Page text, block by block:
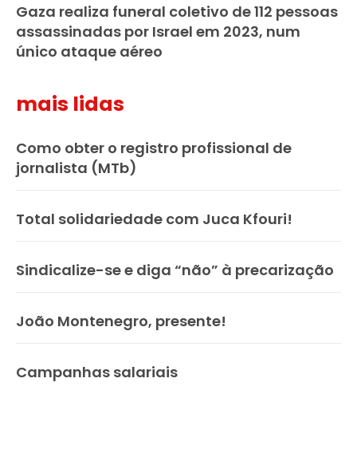
Gaza realiza funeral coletivo de 112 pessoas
assassinadas por Israel em 2023, num
único ataque aéreo
mais lidas
Como obter o registro profissional de
jornalista (MTb)
Total solidariedade com Juca Kfouri!
Sindicalize-se e diga “não” à precarização
João Montenegro, presente!
Campanhas salariais